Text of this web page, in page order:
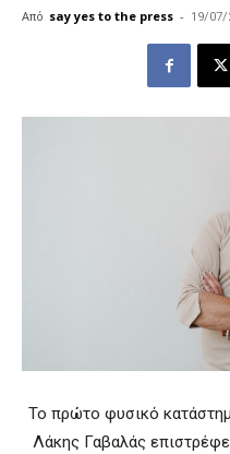
Από say yes to the press - 19/07/
Το πρώτο φυσικό
Λάκης Γαβαλάς